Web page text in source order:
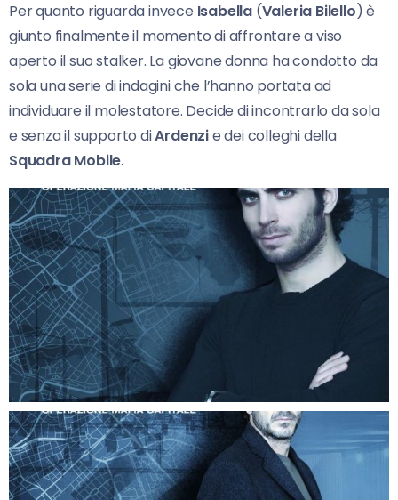
Per quanto riguarda invece Isabella (Valeria Bilello) è
giunto finalmente il momento di affrontare a viso
aperto il suo stalker. La giovane donna ha condotto da
sola una serie di indagini che l’hanno portata ad
individuare il molestatore. Decide di incontrarlo da sola
e senza il supporto diArdenzie dei colleghi della
Squadra Mobile.